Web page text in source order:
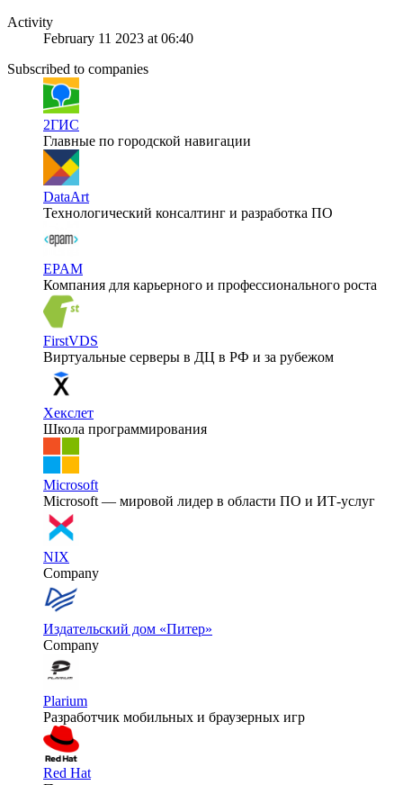
Activity
February 11 2023 at 06:40
Subscribed to companies
2ГИС
Главные по городской навигации
DataArt
Технологический консалтинг и разработка ПО
EPAM
Компания для карьерного и профессионального роста
FirstVDS
Виртуальные серверы в ДЦ в РФ и за рубежом
Хекслет
Школа программирования
Microsoft
Microsoft — мировой лидер в области ПО и ИТ-услуг
NIX
Company
Издательский дом «Питер»
Company
Plarium
Разработчик мобильных и браузерных игр
Red Hat